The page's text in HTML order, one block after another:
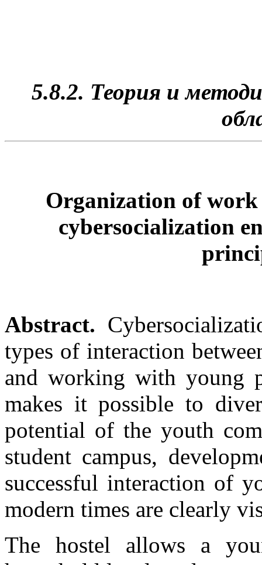
5.8.2. Теория и
Organization of
cybersocialization
Abstract.
types of interaction
and working with young
makes it possible to
potential of the youth
student campus,
successful interaction of
modern times are clearly
The hostel allows a